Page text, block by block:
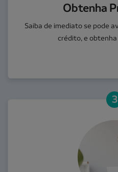
Obtenha
Saiba de imediato se pode
crédito, e
3